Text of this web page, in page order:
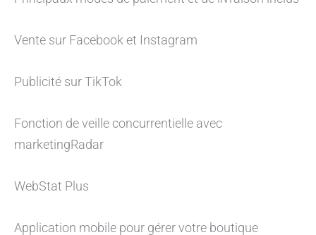
Vente sur Facebook et Instagram
Publicité sur TikTok
Fonction de veille concurrentielle avec
marketingRadar
WebStat Plus
Application mobile pour gérer votre boutique